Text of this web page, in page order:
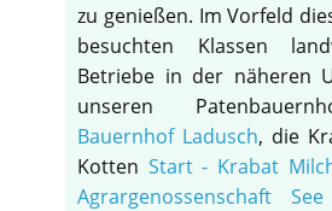
zu genießen. Im Vorfeld
besuchten Klassen
Betriebe in der näheren
unseren
Bauernhof Ladusch, die
Kotten Start - Krabat
Agrargenossenschaft